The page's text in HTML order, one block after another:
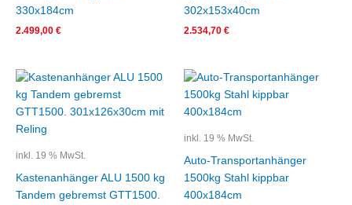
330x184cm
2.499,00 €
302x153x40cm
2.534,70 €
inkl. 19 % MwSt.
Kastenanhänger ALU 1500 kg
Tandem gebremst GTT1500.
Ursprünglicher
war:
2.700,11 €
Aktueller
ist:
2.534,70 €.
inkl. 19 % MwSt.
Auto-Transportanhänger
1500kg Stahl kippbar
400x184cm